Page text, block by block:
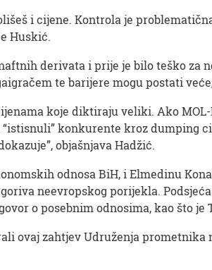
i cijene. Kontrola je
Huskić.
derivata i prije je bilo teško za
te barijere mogu postati
koje diktiraju veliki. Ako
konkurente kroz dumping
objašnjava Hadžić.
odnosa BiH, i Elmedinu
neevropskog porijekla.
o posebnim odnosima, kao što je
ovaj zahtjev Udruženja